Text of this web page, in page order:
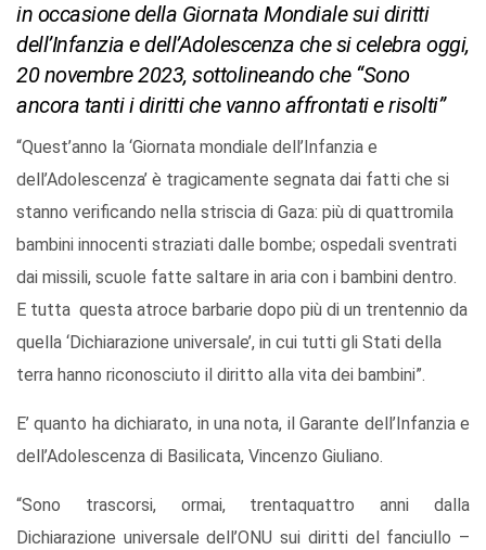
in occasione della Giornata Mondiale sui diritti
dell’Infanzia e dell’Adolescenza che si celebra oggi,
20 novembre 2023, sottolineando che “Sono
ancora tanti i diritti che vanno affrontati e risolti”
“Quest’anno la ‘Giornata mondiale dell’Infanzia e
dell’Adolescenza’ è tragicamente segnata dai fatti che si
stanno verificando nella striscia di Gaza: più di quattromila
bambini innocenti straziati dalle bombe; ospedali sventrati
dai missili, scuole fatte saltare in aria con i bambini dentro.
E tutta questa atroce barbarie dopo più di un trentennio da
quella ‘Dichiarazione universale’, in cui tutti gli Stati della
terra hanno riconosciuto il diritto alla vita dei bambini”.
E’ quanto ha dichiarato, in una nota, il Garante dell’Infanzia e
dell’Adolescenza di Basilicata, Vincenzo Giuliano.
“Sono trascorsi, ormai, trentaquattro anni dalla
Dichiarazione universale dell’ONU sui diritti del fanciullo –